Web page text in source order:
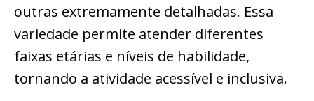
outras extremamente detalhadas. Essa
variedade permite atender diferentes
faixas etárias e níveis de habilidade,
tornando a atividade acessível e inclusiva.